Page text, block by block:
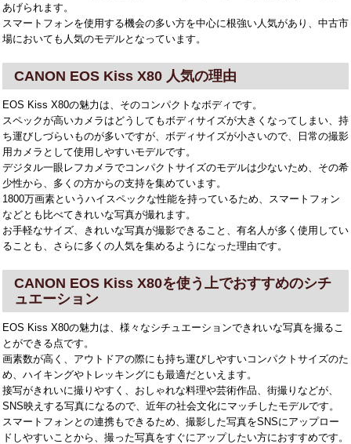
あげられます。
スマートフォンを使用する機会の多い方を中心に根強い人気があり、中古市
場においても人気のモデルとなっています。
CANON EOS Kiss X80 人気の理由
EOS Kiss X80の魅力は、そのコンパクトなボディです。
スペックが高いカメラはどうしてもボディサイズが大きくなってしまい、持
ち運びしづらいものが多いですが、ボディサイズが小さいので、日常の撮影
用カメラとして使用しやすいモデルです。
デジタル一眼レフカメラでコンパクトサイズのモデルは少ないため、その希
少性から、多くの方からの支持を集めています。
1800万画素というハイスペックな性能を持っているため、スマートフォン
などとも比べてきれいな写真が撮れます。
お手軽なサイズ、きれいな写真が撮影できること、有名人が多く使用してい
ることも、さらに多くの人気を集めるようになった理由です。
CANON EOS Kiss X80を使う上でおすすめのシチ
ュエーション
EOS Kiss X80の魅力は、様々なシチュエーションできれいな写真を撮るこ
とができる点です。
画素数が高く、アウトドアの際にも持ち運びしやすいコンパクトサイズのた
め、ハイキングやトレッキングにも最適だといえます。
接写がきれいに撮りやすく、おしゃれな料理や芸術作品、街撮りなどが、
SNS映えする写真になるので、近年の社会文化にマッチしたモデルです。
スマートフォンとの連携もできるため、撮影した写真をSNSにアップロー
ドしやすいことから、撮った写真をすぐにアップしたい方におすすめです。